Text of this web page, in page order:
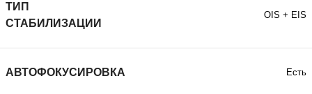
ТИП
СТАБИЛИЗАЦИИ
OIS + EIS
АВТОФОКУСИРОВКА Есть